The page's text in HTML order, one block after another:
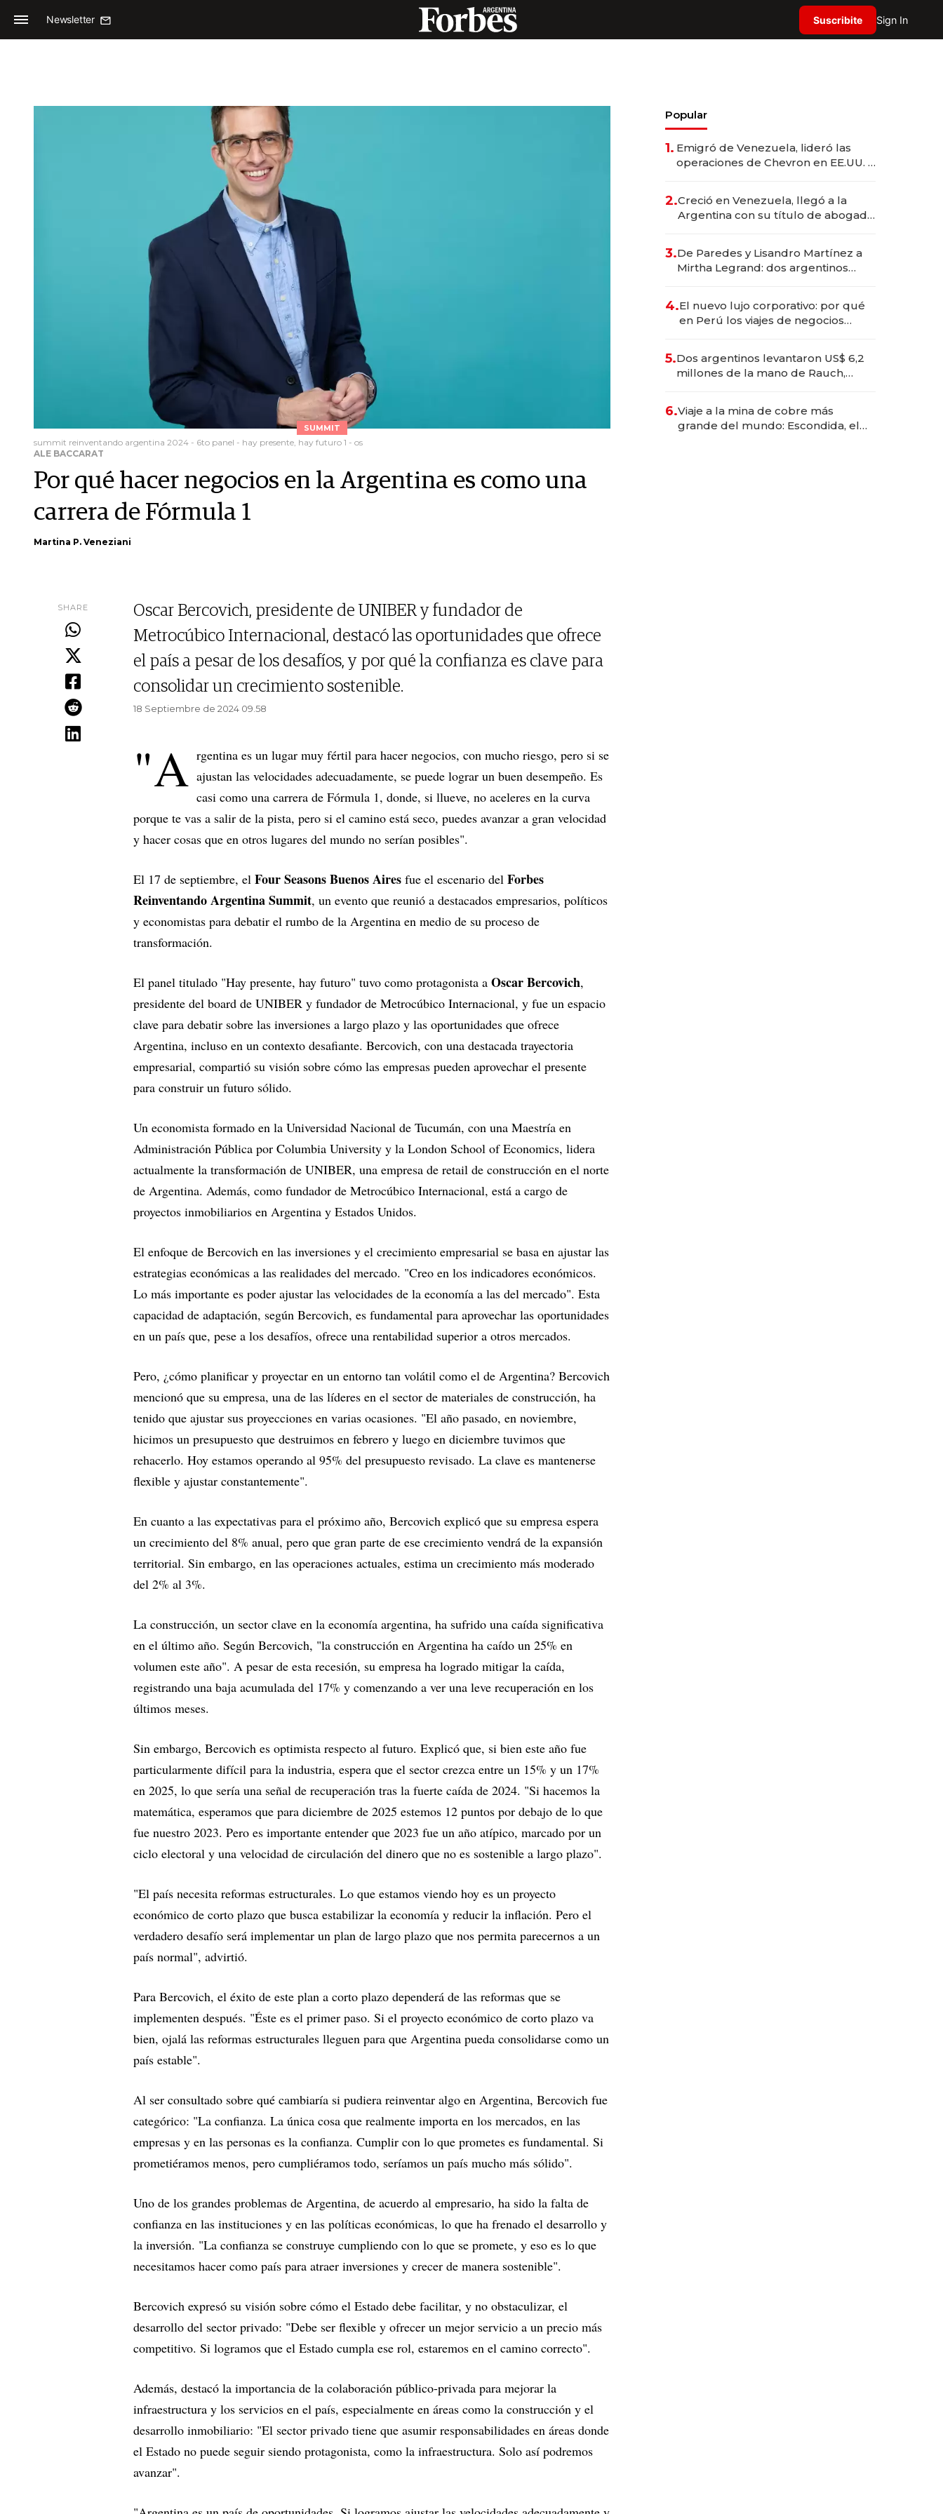
Newsletter Suscribite Sign In
SUMMIT
summit reinventando argentina 2024 - 6to panel - hay presente, hay futuro 1 - os
ALE BACCARAT
Por qué hacer negocios en la Argentina es como una
carrera de Fórmula 1
Martina P. Veneziani
SHARE
Oscar Bercovich, presidente de UNIBER y fundador de
Metrocúbico Internacional, destacó las oportunidades que ofrece
el país a pesar de los desafíos, y por qué la confianza es clave para
consolidar un crecimiento sostenible.
18 Septiembre de 2024 09.58
"A rgentina es un lugar muy fértil para hacer negocios, con mucho riesgo, pero si se
ajustan las velocidades adecuadamente, se puede lograr un buen desempeño. Es
casi como una carrera de Fórmula 1, donde, si llueve, no aceleres en la curva
porque te vas a salir de la pista, pero si el camino está seco, puedes avanzar a gran velocidad
y hacer cosas que en otros lugares del mundo no serían posibles".
El 17 de septiembre, el Four Seasons Buenos Aires fue el escenario del Forbes
Reinventando Argentina Summit, un evento que reunió a destacados empresarios, políticos
y economistas para debatir el rumbo de la Argentina en medio de su proceso de
transformación.
El panel titulado "Hay presente, hay futuro" tuvo como protagonista a Oscar Bercovich,
presidente del board de UNIBER y fundador de Metrocúbico Internacional, y fue un espacio
clave para debatir sobre las inversiones a largo plazo y las oportunidades que ofrece
Argentina, incluso en un contexto desafiante. Bercovich, con una destacada trayectoria
empresarial, compartió su visión sobre cómo las empresas pueden aprovechar el presente
para construir un futuro sólido.
Un economista formado en la Universidad Nacional de Tucumán, con una Maestría en
Administración Pública por Columbia University y la London School of Economics, lidera
actualmente la transformación de UNIBER, una empresa de retail de construcción en el norte
de Argentina. Además, como fundador de Metrocúbico Internacional, está a cargo de
proyectos inmobiliarios en Argentina y Estados Unidos.
El enfoque de Bercovich en las inversiones y el crecimiento empresarial se basa en ajustar las
estrategias económicas a las realidades del mercado. "Creo en los indicadores económicos.
Lo más importante es poder ajustar las velocidades de la economía a las del mercado". Esta
capacidad de adaptación, según Bercovich, es fundamental para aprovechar las oportunidades
en un país que, pese a los desafíos, ofrece una rentabilidad superior a otros mercados.
Pero, ¿cómo planificar y proyectar en un entorno tan volátil como el de Argentina? Bercovich
mencionó que su empresa, una de las líderes en el sector de materiales de construcción, ha
tenido que ajustar sus proyecciones en varias ocasiones. "El año pasado, en noviembre,
hicimos un presupuesto que destruimos en febrero y luego en diciembre tuvimos que
rehacerlo. Hoy estamos operando al 95% del presupuesto revisado. La clave es mantenerse
flexible y ajustar constantemente".
En cuanto a las expectativas para el próximo año, Bercovich explicó que su empresa espera
un crecimiento del 8% anual, pero que gran parte de ese crecimiento vendrá de la expansión
territorial. Sin embargo, en las operaciones actuales, estima un crecimiento más moderado
del 2% al 3%.
La construcción, un sector clave en la economía argentina, ha sufrido una caída significativa
en el último año. Según Bercovich, "la construcción en Argentina ha caído un 25% en
volumen este año". A pesar de esta recesión, su empresa ha logrado mitigar la caída,
registrando una baja acumulada del 17% y comenzando a ver una leve recuperación en los
últimos meses.
Sin embargo, Bercovich es optimista respecto al futuro. Explicó que, si bien este año fue
particularmente difícil para la industria, espera que el sector crezca entre un 15% y un 17%
en 2025, lo que sería una señal de recuperación tras la fuerte caída de 2024. "Si hacemos la
matemática, esperamos que para diciembre de 2025 estemos 12 puntos por debajo de lo que
fue nuestro 2023. Pero es importante entender que 2023 fue un año atípico, marcado por un
ciclo electoral y una velocidad de circulación del dinero que no es sostenible a largo plazo".
"El país necesita reformas estructurales. Lo que estamos viendo hoy es un proyecto
económico de corto plazo que busca estabilizar la economía y reducir la inflación. Pero el
verdadero desafío será implementar un plan de largo plazo que nos permita parecernos a un
país normal", advirtió.
Para Bercovich, el éxito de este plan a corto plazo dependerá de las reformas que se
implementen después. "Éste es el primer paso. Si el proyecto económico de corto plazo va
bien, ojalá las reformas estructurales lleguen para que Argentina pueda consolidarse como un
país estable".
Al ser consultado sobre qué cambiaría si pudiera reinventar algo en Argentina, Bercovich fue
categórico: "La confianza. La única cosa que realmente importa en los mercados, en las
empresas y en las personas es la confianza. Cumplir con lo que prometes es fundamental. Si
prometiéramos menos, pero cumpliéramos todo, seríamos un país mucho más sólido".
Uno de los grandes problemas de Argentina, de acuerdo al empresario, ha sido la falta de
confianza en las instituciones y en las políticas económicas, lo que ha frenado el desarrollo y
la inversión. "La confianza se construye cumpliendo con lo que se promete, y eso es lo que
necesitamos hacer como país para atraer inversiones y crecer de manera sostenible".
Bercovich expresó su visión sobre cómo el Estado debe facilitar, y no obstaculizar, el
desarrollo del sector privado: "Debe ser flexible y ofrecer un mejor servicio a un precio más
competitivo. Si logramos que el Estado cumpla ese rol, estaremos en el camino correcto".
Además, destacó la importancia de la colaboración público-privada para mejorar la
infraestructura y los servicios en el país, especialmente en áreas como la construcción y el
desarrollo inmobiliario: "El sector privado tiene que asumir responsabilidades en áreas donde
el Estado no puede seguir siendo protagonista, como la infraestructura. Solo así podremos
avanzar".
Popular
1. Emigró de Venezuela, lideró las
operaciones de Chevron en EE.UU. y
2.Creció en Venezuela, llegó a la
Argentina con su título de abogado
marcas "fast premium"
3.De Paredes y Lisandro Martínez a
Mirtha Legrand: dos argentinos
4.El nuevo lujo corporativo: por qué
en Perú los viajes de negocios
transformadoras
5.Dos argentinos levantaron US$ 6,2
millones de la mano de Rauch,
6.Viaje a la mina de cobre más
grande del mundo: Escondida, el